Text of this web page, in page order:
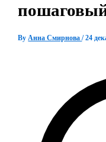
ByАнна Смирнова/24